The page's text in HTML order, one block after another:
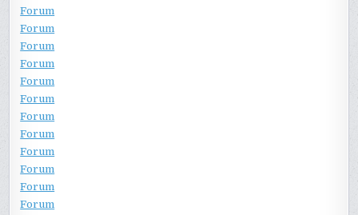
Forum
Forum
Forum
Forum
Forum
Forum
Forum
Forum
Forum
Forum
Forum
Forum